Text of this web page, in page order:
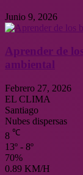
Junio 9, 2026
Aprender de
ambiental
Febrero 27, 2026
EL CLIMA
Santiago
Nubes dispersas
8 ℃
13º - 8º
70%
0.89 KM/H